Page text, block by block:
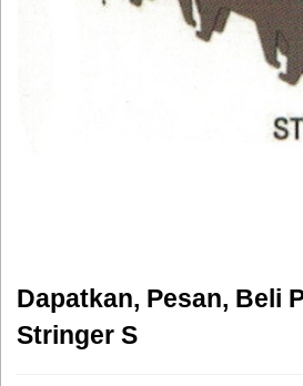
Dapatkan, Pesan, Beli
Stringer S